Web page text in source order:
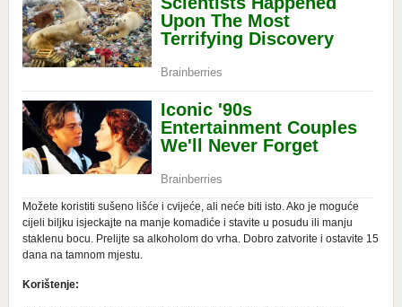
Možete koristiti sušeno lišće i cvijeće, ali neće biti isto. Ako je moguće
cijeli biljku isjeckajte na manje komadiće i stavite u posudu ili manju
staklenu bocu. Prelijte sa alkoholom do vrha. Dobro zatvorite i ostavite 15
dana na tamnom mjestu.
Korištenje: